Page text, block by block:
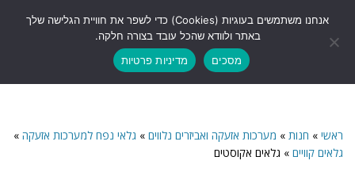
תפריט
ראשי » חנות » מערכות אזעקה ואביזרים נלווים » גלאי נפח למערכות אזעקה »
גלאים קוויים » גלאים אקוסטים
אנחנו משתמשים בעוגיות (Cookies) כדי לשפר את חוויית הגלישה שלך
באתר ולוודא שהכל עובד בצורה חלקה.
מסכים
מדיניות פרטיות